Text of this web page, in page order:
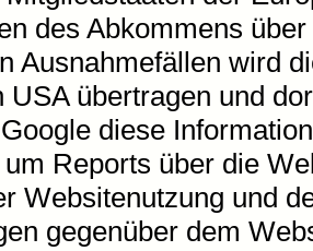
des Abkommens
Ausnahmefällen wird
USA übertragen und
diese
Reports über die
Websitenutzung und
gegenüber dem